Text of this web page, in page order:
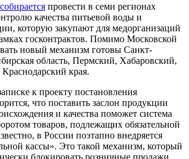
собирается провести в семи регионах
качества питьевой воды и
которую закупают для медорганизаций
госконтрактов. Помимо Московской
новый механизм готовы Санкт-
область, Пермский, Хабаровский,
края.
к проекту постановления
что поставить заслон продукции
и качества поможет система
товаров, подлежащих обязательной
в России поэтапно внедряется
кассы». Это такой механизм, который
блокировать розничные продажи